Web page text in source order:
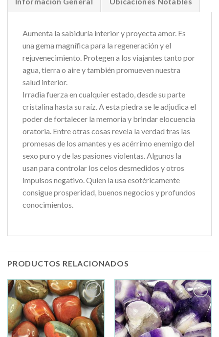
Aumenta la sabiduría interior y proyecta amor. Es
una gema magnífica para la regeneración y el
rejuvenecimiento. Protegen a los viajantes tanto por
agua, tierra o aire y también promueven nuestra
salud interior.
Irradia fuerza en cualquier estado, desde su parte
cristalina hasta su raíz. A esta piedra se le adjudica el
poder de fortalecer la memoria y brindar elocuencia
oratoria. Entre otras cosas revela la verdad tras las
promesas de los amantes y es acérrimo enemigo del
sexo puro y de las pasiones violentas. Algunos la
usan para controlar los celos desmedidos y otros
impulsos negativo. Quien la usa esotéricamente
consigue prosperidad, buenos negocios y profundos
conocimientos.
PRODUCTOS RELACIONADOS
Añadir
a la
lista de
deseos
Añadir
a la
lista de
deseos